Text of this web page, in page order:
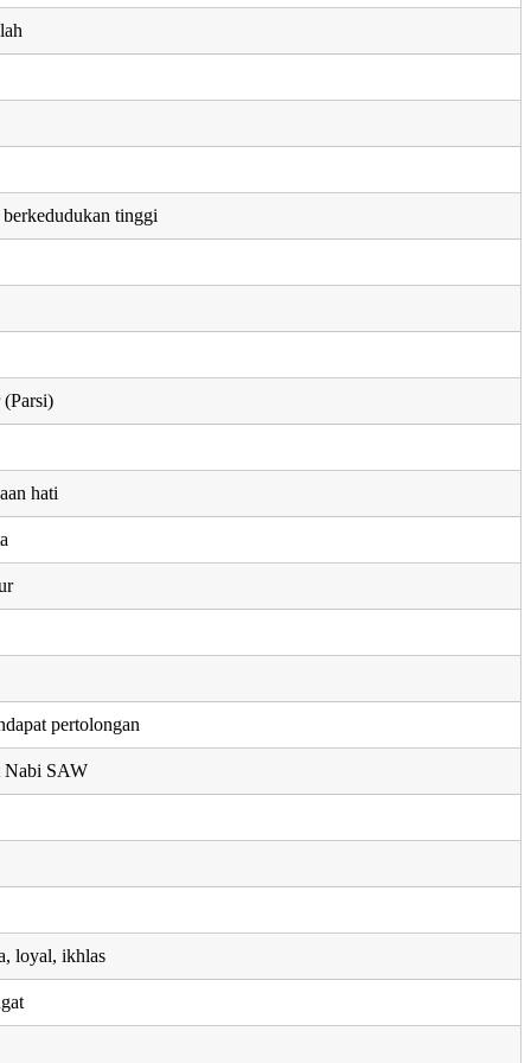
tinggi
(Parsi)
hati
pertolongan
Nabi SAW
loyal, ikhlas